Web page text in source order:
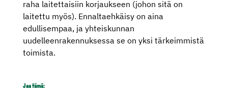
raha laitettaisiin korjaukseen (johon sitä on
laitettu myös). Ennaltaehkäisy on aina
edullisempaa, ja yhteiskunnan
uudelleenrakennuksessa se on yksi tärkeimmistä
toimista.
Jaa tämä: